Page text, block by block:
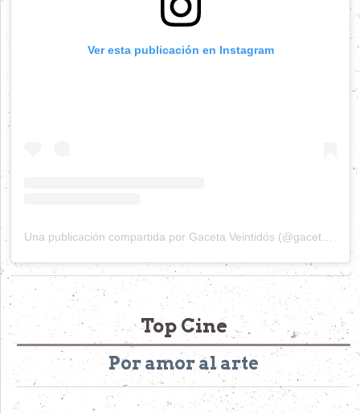
Ver esta publicación en Instagram
Top Cine
Por amor al arte